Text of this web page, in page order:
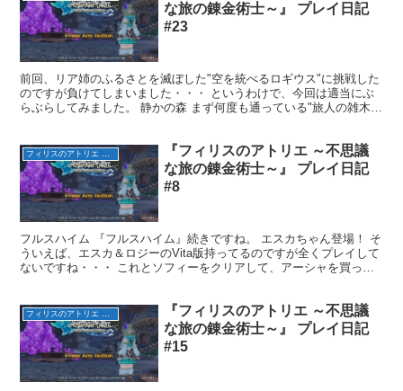
な旅の錬金術士～』 プレイ日記
#23
前回、リア姉のふるさとを滅ぼした"空を統べるロギウス"に挑戦した
のですが負けてしまいました・・・ というわけで、今回は適当にぶ
らぶらしてみました。 静かの森 まず何度も通っている"旅人の雑木
『フィリスのアトリエ ～不思議
な旅の錬金術士～』 プレイ日記
#8
フルスハイム 『フルスハイム』続きですね。 エスカちゃん登場！ そ
ういえば、エスカ＆ロジーのVita版持ってるのですが全くプレイして
ないですね・・・ これとソフィーをクリアして、アーシャを買って
『フィリスのアトリエ ～不思議
な旅の錬金術士～』 プレイ日記
#15